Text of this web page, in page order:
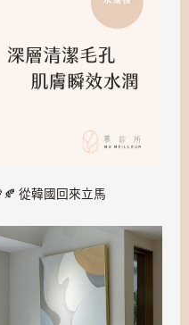
從韓國回來立馬